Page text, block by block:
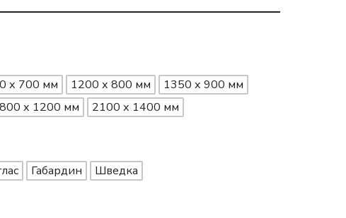
х 700 мм 1200 х 800 мм
1350 х 900 мм
х 1200 мм 2100 х 1400 мм
Габардин Шведка